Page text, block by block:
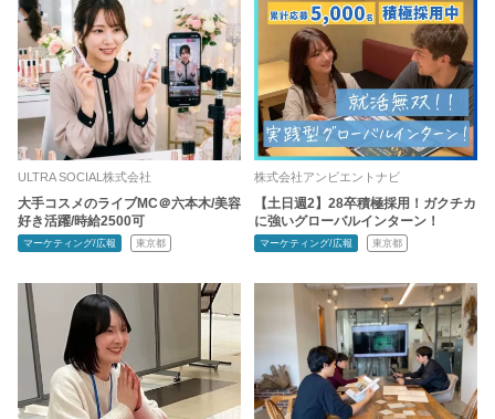
ULTRA SOCIAL株式会社
大手コスメのライブMC＠六本木/美容
好き活躍/時給2500可
マーケティング/広報 東京都
株式会社アンビエントナビ
【土日週2】28卒積極採用！ガクチカ
に強いグローバルインターン！
マーケティング/広報 東京都